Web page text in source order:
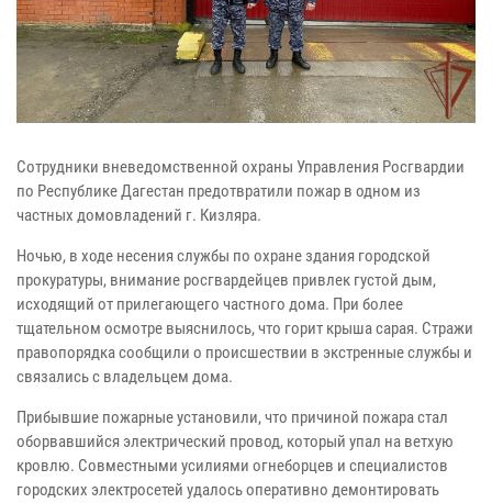
Сотрудники вневедомственной охраны Управления Росгвардии
по Республике Дагестан предотвратили пожар в одном из
частных домовладений г. Кизляра.
Ночью, в ходе несения службы по охране здания городской
прокуратуры, внимание росгвардейцев привлек густой дым,
исходящий от прилегающего частного дома. При более
тщательном осмотре выяснилось, что горит крыша сарая. Стражи
правопорядка сообщили о происшествии в экстренные службы и
связались с владельцем дома.
Прибывшие пожарные установили, что причиной пожара стал
оборвавшийся электрический провод, который упал на ветхую
кровлю. Совместными усилиями огнеборцев и специалистов
городских электросетей удалось оперативно демонтировать